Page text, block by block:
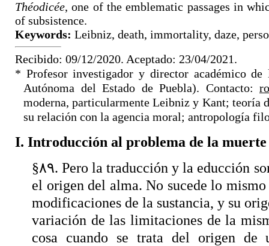
Théodicée, one of the emblematic passages in
of subsistence.
Keywords: Leibniz, death, immortality, daze,
Recibido: 09/12/2020. Aceptado: 23/04/2021.
* Profesor investigador y director académico
Autónoma del Estado de Puebla). Contacto:
moderna, particularmente Leibniz y Kant; teoría
su relación con la agencia moral; antropología
I. Introducción al problema de la
§٨٩. Pero la traducción y la educción son igualmente inexplicables, cuando se trata de hallar
el origen del alma. No sucede lo
modificaciones de la sustancia, y su
variación de las limitaciones de la
cosa cuando se trata del origen de